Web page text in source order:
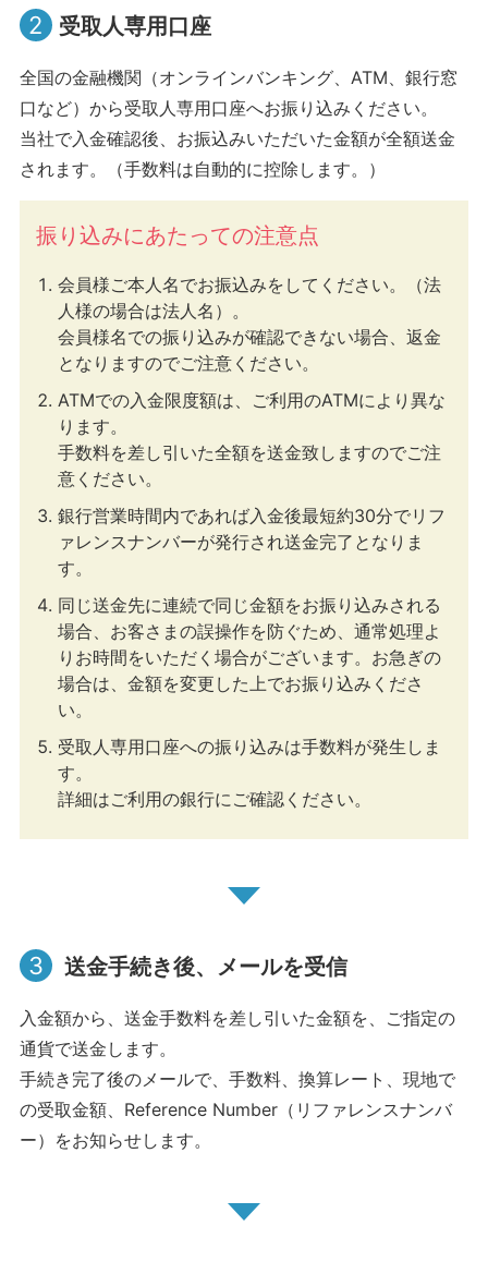
2 受取人専用口座
全国の金融機関（オンラインバンキング、ATM、銀行窓
口など）から受取人専用口座へお振り込みください。
当社で入金確認後、お振込みいただいた金額が全額送金
されます。（手数料は自動的に控除します。）
振り込みにあたっての注意点
会員様ご本人名でお振込みをしてください。（法
人様の場合は法人名）。
会員様名での振り込みが確認できない場合、返金
となりますのでご注意ください。
ATMでの入金限度額は、ご利用のATMにより異な
ります。
手数料を差し引いた全額を送金致しますのでご注
意ください。
銀行営業時間内であれば入金後最短約30分でリフ
ァレンスナンバーが発行され送金完了となりま
す。
同じ送金先に連続で同じ金額をお振り込みされる
場合、お客さまの誤操作を防ぐため、通常処理よ
りお時間をいただく場合がございます。お急ぎの
場合は、金額を変更した上でお振り込みくださ
い。
受取人専用口座への振り込みは手数料が発生しま
す。
詳細はご利用の銀行にご確認ください。
3 送金手続き後、メールを受信
入金額から、送金手数料を差し引いた金額を、ご指定の
通貨で送金します。
手続き完了後のメールで、手数料、換算レート、現地で
の受取金額、Reference Number（リファレンスナンバ
ー）をお知らせします。